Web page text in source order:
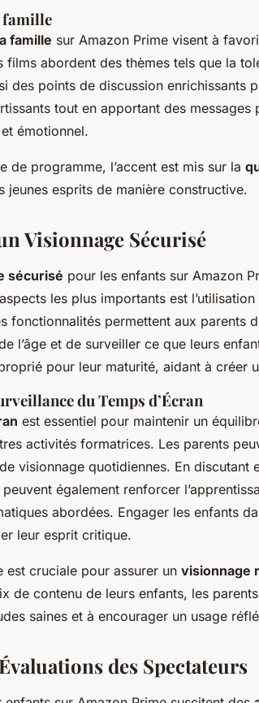
famille
famille sur Amazon Prime visent à
films abordent des thèmes tels que la
des points de discussion enrichissants
tout en apportant des
émotionnel.
de programme, l’accent est mis sur la
jeunes esprits de manière constructive.
Visionnage Sécurisé
sécurisé pour les enfants sur Amazon
les plus importants est l’utilisation
fonctionnalités permettent aux parents
l’âge et de surveiller ce que leurs
pour leur maturité, aidant à créer
du Temps d’Écran
est essentiel pour maintenir un
activités formatrices. Les parents
visionnage quotidiennes. En discutant
également renforcer
abordées. Engager les enfants
leur esprit critique.
est cruciale pour assurer un visionnage
de contenu de leurs enfants, les
saines et à encourager un usage
des Spectateurs